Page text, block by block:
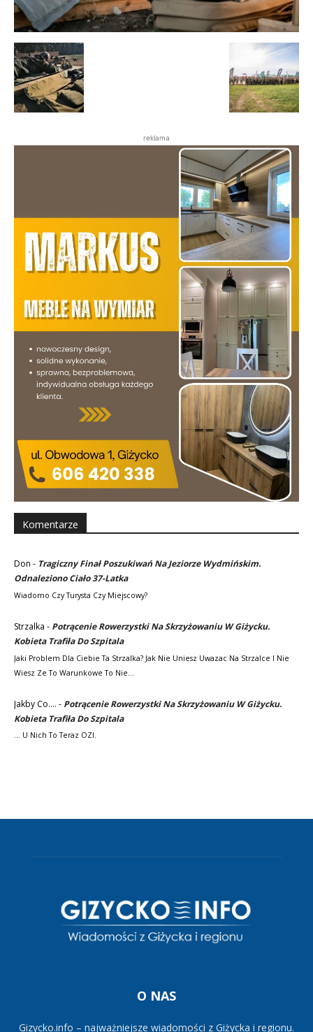
reklama
Komentarze
Don - Tragiczny Finał Poszukiwań Na Jeziorze Wydmińskim.
Odnaleziono Ciało 37-Latka
Wiadomo Czy Turysta Czy Miejscowy?
Strzalka - Potrącenie Rowerzystki Na Skrzyżowaniu W Giżycku.
Kobieta Trafiła Do Szpitala
Jaki Problem Dla Ciebie Ta Strzalka? Jak Nie Uniesz Uwazac Na Strzalce I Nie
Wiesz Ze To Warunkowe To Nie…
Jakby Co.... - Potrącenie Rowerzystki Na Skrzyżowaniu W Giżycku.
Kobieta Trafiła Do Szpitala
... U Nich To Teraz OZI.
O NAS
Gizycko.info – najważniejsze wiadomości z Giżycka i regionu.